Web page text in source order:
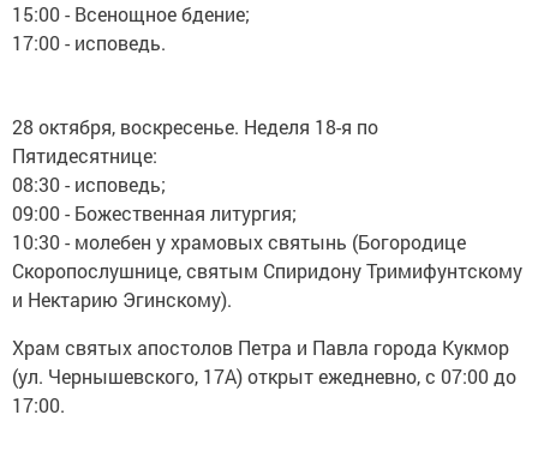
15:00 - Всенощное бдение;
17:00 - исповедь.
28 октября, воскресенье. Неделя 18-я по
Пятидесятнице:
08:30 - исповедь;
09:00 - Божественная литургия;
10:30 - молебен у храмовых святынь (Богородице
Скоропослушнице, святым Спиридону Тримифунтскому
и Нектарию Эгинскому).
Храм святых апостолов Петра и Павла города Кукмор
(ул. Чернышевского, 17А) открыт ежедневно, с 07:00 до
17:00.